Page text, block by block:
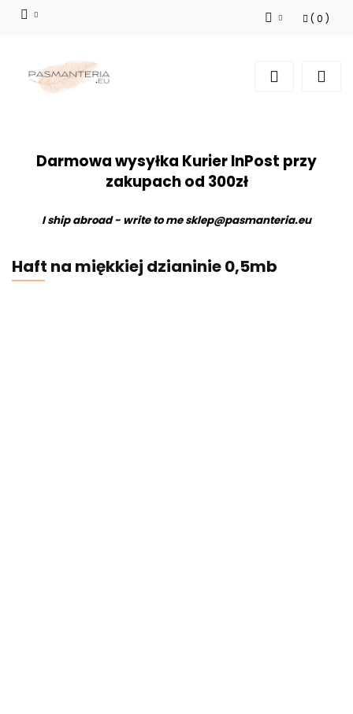
( 0 )
Darmowa wysyłka Kurier InPost przy
zakupach od 300zł
I ship abroad - write to mesklep@pasmanteria.eu
Haft na miękkiej dzianinie 0,5mb